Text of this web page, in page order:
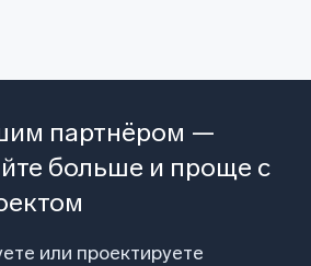
партнёром —
больше и проще с
или проектируете